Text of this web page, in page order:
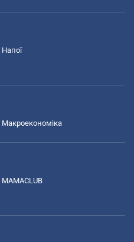
Напої
Макроекономіка
MAMACLUB